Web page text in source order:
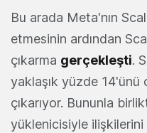
Bu arada Meta'nın
etmesinin ardından
çıkarma gerçekleşti.
yaklaşık yüzde 14'ünü
çıkarıyor. Bununla
yüklenicisiyle ilişkilerini